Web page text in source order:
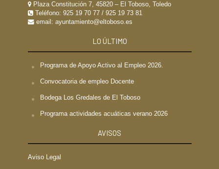
Plaza Constitución 7, 45820 – El Toboso, Toledo
Teléfono: 925 19 70 77/ 925 19 73 81
email: ayuntamiento@eltoboso.es
LO ÚLTIMO
Programa de Apoyo Activo al Empleo 2026.
Convocatoria de empleo Docente
Bodega Los Gredales de El Toboso
Programa actividades acuáticas verano 2026
AVISOS
Aviso Legal